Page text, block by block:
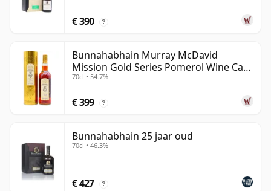
€ 390 ?
Bunnahabhain Murray McDavid
Mission Gold Series Pomerol Wine Ca
1997 21 jaar oud
70cl • 54.7%
€ 399 ?
Bunnahabhain 25 jaar oud
70cl • 46.3%
€ 427 ?